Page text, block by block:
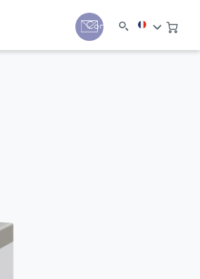
Contact